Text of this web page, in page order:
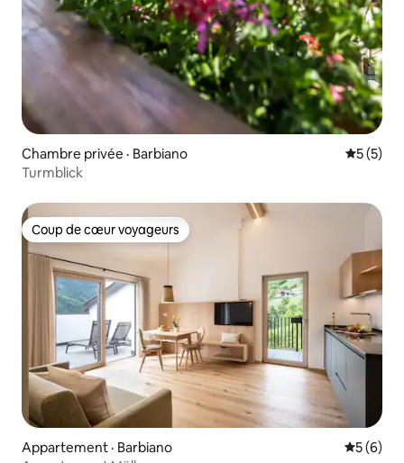
Chambre privée · Barbiano Note
5 (5)
Turmblick
Coup de cœur voyageurs
Coup de cœur voyageurs
Appartement · Barbiano Note
5 (6)